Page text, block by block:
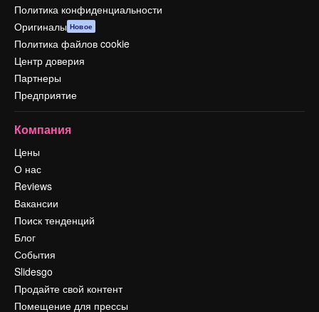
Политика конфиденциальности
Оригиналы Новое
Политика файлов cookie
Центр доверия
Партнеры
Предприятие
Компания
Цены
О нас
Reviews
Вакансии
Поиск тенденций
Блог
События
Slidesgo
Продайте свой контент
Помещение для прессы